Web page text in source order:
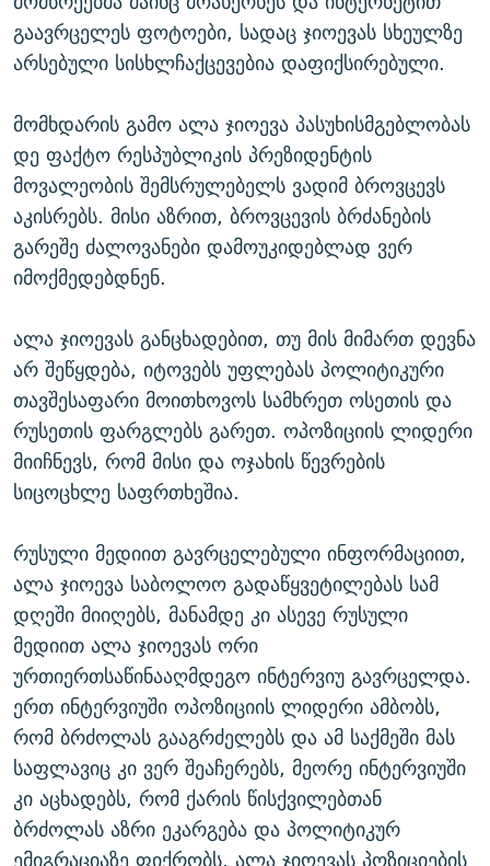
გაავრცელეს ფოტოები, სადაც ჯიოევას სხეულზე
არსებული სისხლჩაქცევებია დაფიქსირებული.
მომხდარის გამო ალა ჯიოევა პასუხისმგებლობას
დე ფაქტო რესპუბლიკის პრეზიდენტის
მოვალეობის შემსრულებელს ვადიმ ბროვცევს
აკისრებს. მისი აზრით, ბროვცევის ბრძანების
გარეშე ძალოვანები დამოუკიდებლად ვერ
იმოქმედებდნენ.
ალა ჯიოევას განცხადებით, თუ მის მიმართ დევნა
არ შეწყდება, იტოვებს უფლებას პოლიტიკური
თავშესაფარი მოითხოვოს სამხრეთ ოსეთის და
რუსეთის ფარგლებს გარეთ. ოპოზიციის ლიდერი
მიიჩნევს, რომ მისი და ოჯახის წევრების
სიცოცხლე საფრთხეშია.
რუსული მედიით გავრცელებული ინფორმაციით,
ალა ჯიოევა საბოლოო გადაწყვეტილებას სამ
დღეში მიიღებს, მანამდე კი ასევე რუსული
მედიით ალა ჯიოევას ორი
ურთიერთსაწინააღმდეგო ინტერვიუ გავრცელდა.
ერთ ინტერვიუში ოპოზიციის ლიდერი ამბობს,
რომ ბრძოლას გააგრძელებს და ამ საქმეში მას
საფლავიც კი ვერ შეაჩერებს, მეორე ინტერვიუში
კი აცხადებს, რომ ქარის წისქვილებთან
ბრძოლას აზრი ეკარგება და პოლიტიკურ